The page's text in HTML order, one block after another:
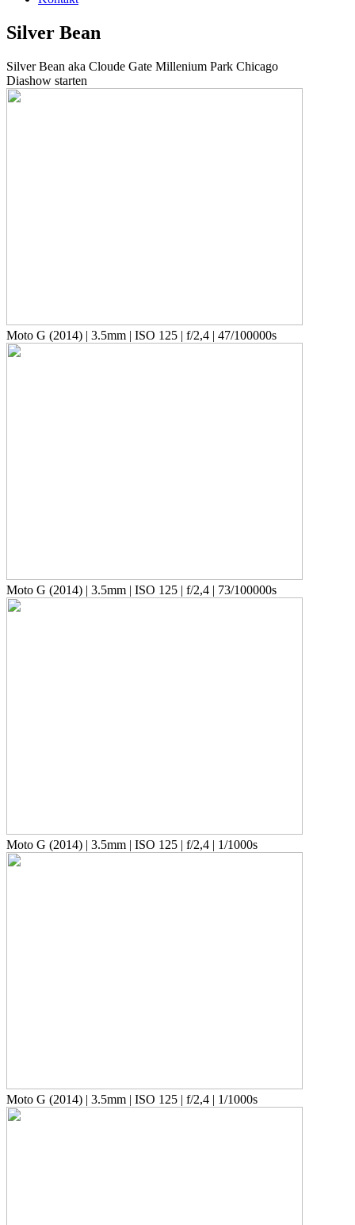
Silver Bean
Silver Bean aka Cloude Gate Millenium Park Chicago
Diashow starten
Moto G (2014) | 3.5mm | ISO 125 | f/2,4 | 47/100000s
Moto G (2014) | 3.5mm | ISO 125 | f/2,4 | 73/100000s
Moto G (2014) | 3.5mm | ISO 125 | f/2,4 | 1/1000s
Moto G (2014) | 3.5mm | ISO 125 | f/2,4 | 1/1000s